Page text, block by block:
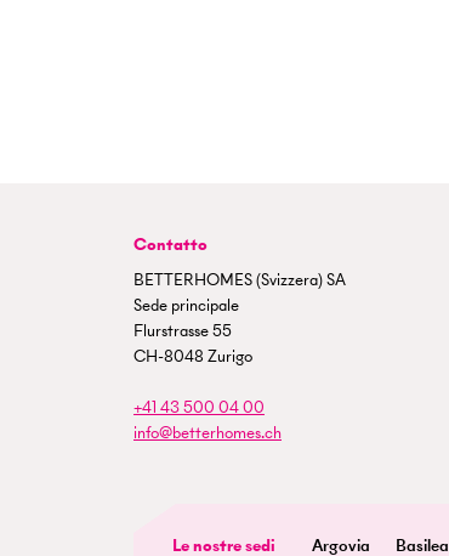
Contatto
BETTERHOMES (Svizzera) SA
Sede principale
Flurstrasse 55
CH-8048 Zurigo
+41 43 500 04 00
info@betterhomes.ch
Le nostre sedi Argovia Basilea